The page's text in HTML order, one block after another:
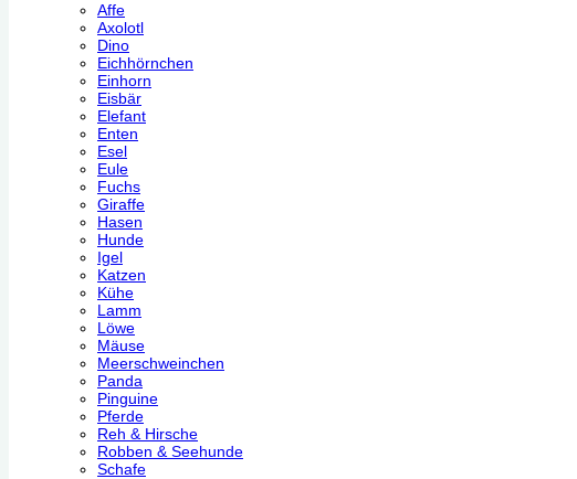
Affe
Axolotl
Dino
Eichhörnchen
Einhorn
Eisbär
Elefant
Enten
Esel
Eule
Fuchs
Giraffe
Hasen
Hunde
Igel
Katzen
Kühe
Lamm
Löwe
Mäuse
Meerschweinchen
Panda
Pinguine
Pferde
Reh & Hirsche
Robben & Seehunde
Schafe